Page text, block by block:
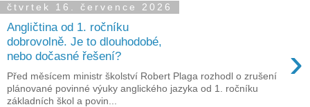
čtvrtek 16. července 2026
Angličtina od 1. ročníku
dobrovolně. Je to dlouhodobé,
nebo dočasné řešení?
›
Před měsícem ministr školství Robert Plaga rozhodl o zrušení
plánované povinné výuky anglického jazyka od 1. ročníku
základních škol a povin...